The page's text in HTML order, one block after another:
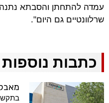
עמדה להתחתן והסבתא נתנה
שרלוונטיים גם היום".
כתבות נוספות